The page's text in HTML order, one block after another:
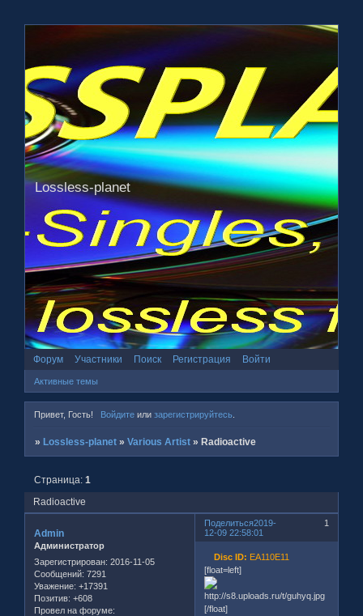
Lossless-planet
Форум Участники Поиск Регистрация Войти
Активные темы
Привет, Гость! Войдитеили зарегистрируйтесь.
» Lossless-planet »Various Artist » Radioactive
Radioactive
Страница:1
Поделиться 1
2019-
12-09 22:58:01
Admin
Администратор
Зарегистрирован: 2016-11-05
Сообщений: 7291
Уважение: +17391
Позитив: +608
Провел на форуме:
Disc ID: EA110E11
[float=left]
[/float]